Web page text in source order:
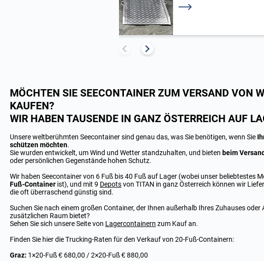
Weiterlesen
MÖCHTEN SIE SEECONTAINER ZUM VERSAND VON
KAUFEN?
WIR HABEN TAUSENDE IN GANZ ÖSTERREICH AUF
Unsere weltberühmten Seecontainer sind genau das, was Sie benötigen, wenn Sie
schützen möchten.
Sie wurden entwickelt, um Wind und Wetter standzuhalten, und bieten beim
oder persönlichen Gegenstände hohen Schutz.
Wir haben Seecontainer von 6 Fuß bis 40 Fuß auf Lager (wobei unser beliebtestes
Fuß-Container ist), und mit 9 Depotsvon TITAN in ganz Österreich können wir
die oft überraschend günstig sind.
Suchen Sie nach einem großen Container, der Ihnen außerhalb Ihres Zuhauses oder
zusätzlichen Raum bietet?
Sehen Sie sich unsere Seite von Lagercontainern zum Kauf an.
Finden Sie hier die Trucking-Raten für den Verkauf von 20-Fuß-Containern:
Graz: 1×20-Fuß € 680,00 / 2×20-Fuß € 880,00